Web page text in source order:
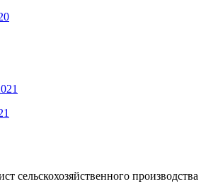
сельскохозяйственного производства